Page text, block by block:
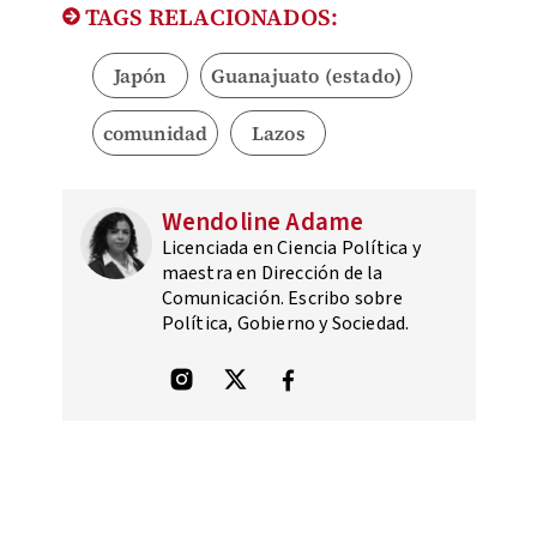
TAGS RELACIONADOS:
Japón Guanajuato (estado)
comunidad Lazos
Wendoline Adame
Licenciada en Ciencia Política y
maestra en Dirección de la
Comunicación. Escribo sobre
Política, Gobierno y Sociedad.